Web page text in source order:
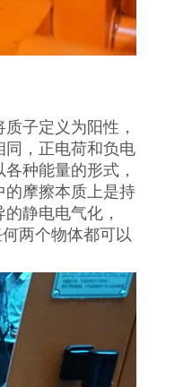
子定义为阳性，
同，正电荷和负电
种能量的形式，
的摩擦本质上是持
静电电气化，
两个物体都可以